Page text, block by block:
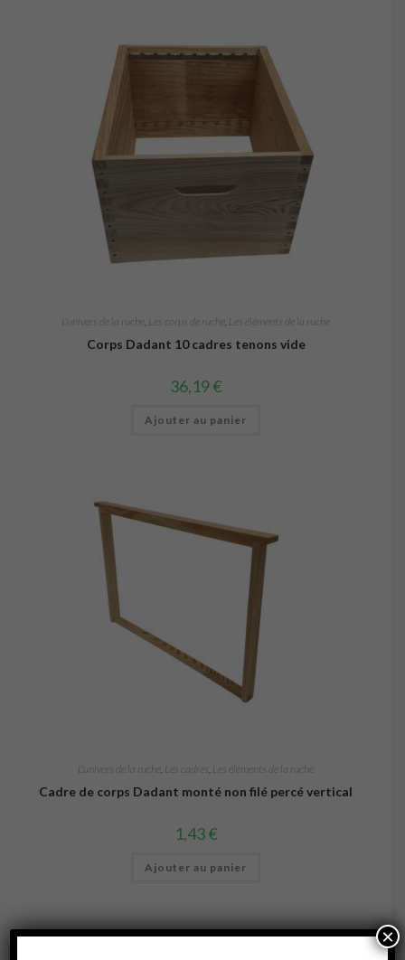
L'univers de la ruche Les corps de ruche Les éléments de la ruche
Corps Dadant 10 cadres tenons vide
36,19€
Ajouter au panier
L'univers de la ruche , Les cadres, Les éléments de la ruche
Cadre de corps Dadant monté non filé percé vertical
1,43€
Ajouter au panier
×